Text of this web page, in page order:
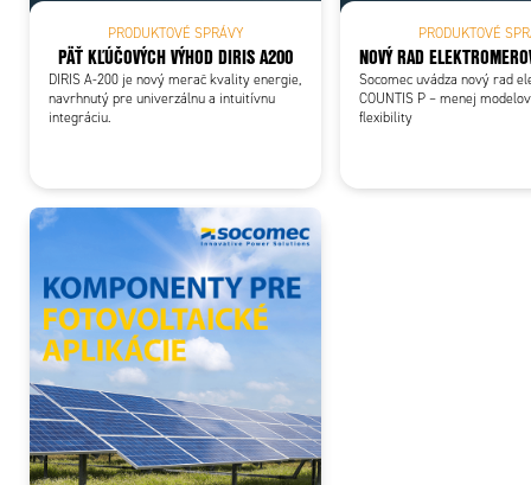
PRODUKTOVÉ SPRÁVY
PÄŤ KĽÚČOVÝCH VÝHOD DIRIS A200
DIRIS A-200 je nový merač kvality energie,
navrhnutý pre univerzálnu a intuitívnu
integráciu.
PRODUKTOVÉ
NOVÝ RAD
Socomec uvádza nový rad
COUNTIS P – menej
flexibility